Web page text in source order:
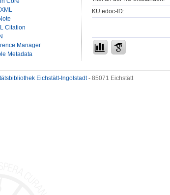
Citation
Manager
Metadata
KU.edoc-ID:
Eichstätt-Ingolstadt- 85071 Eichstätt